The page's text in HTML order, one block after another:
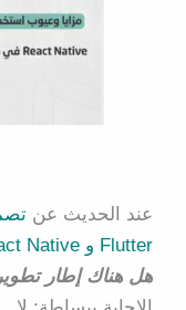
عند الحديث عن
Flutter و React Native
هل هناك إطار